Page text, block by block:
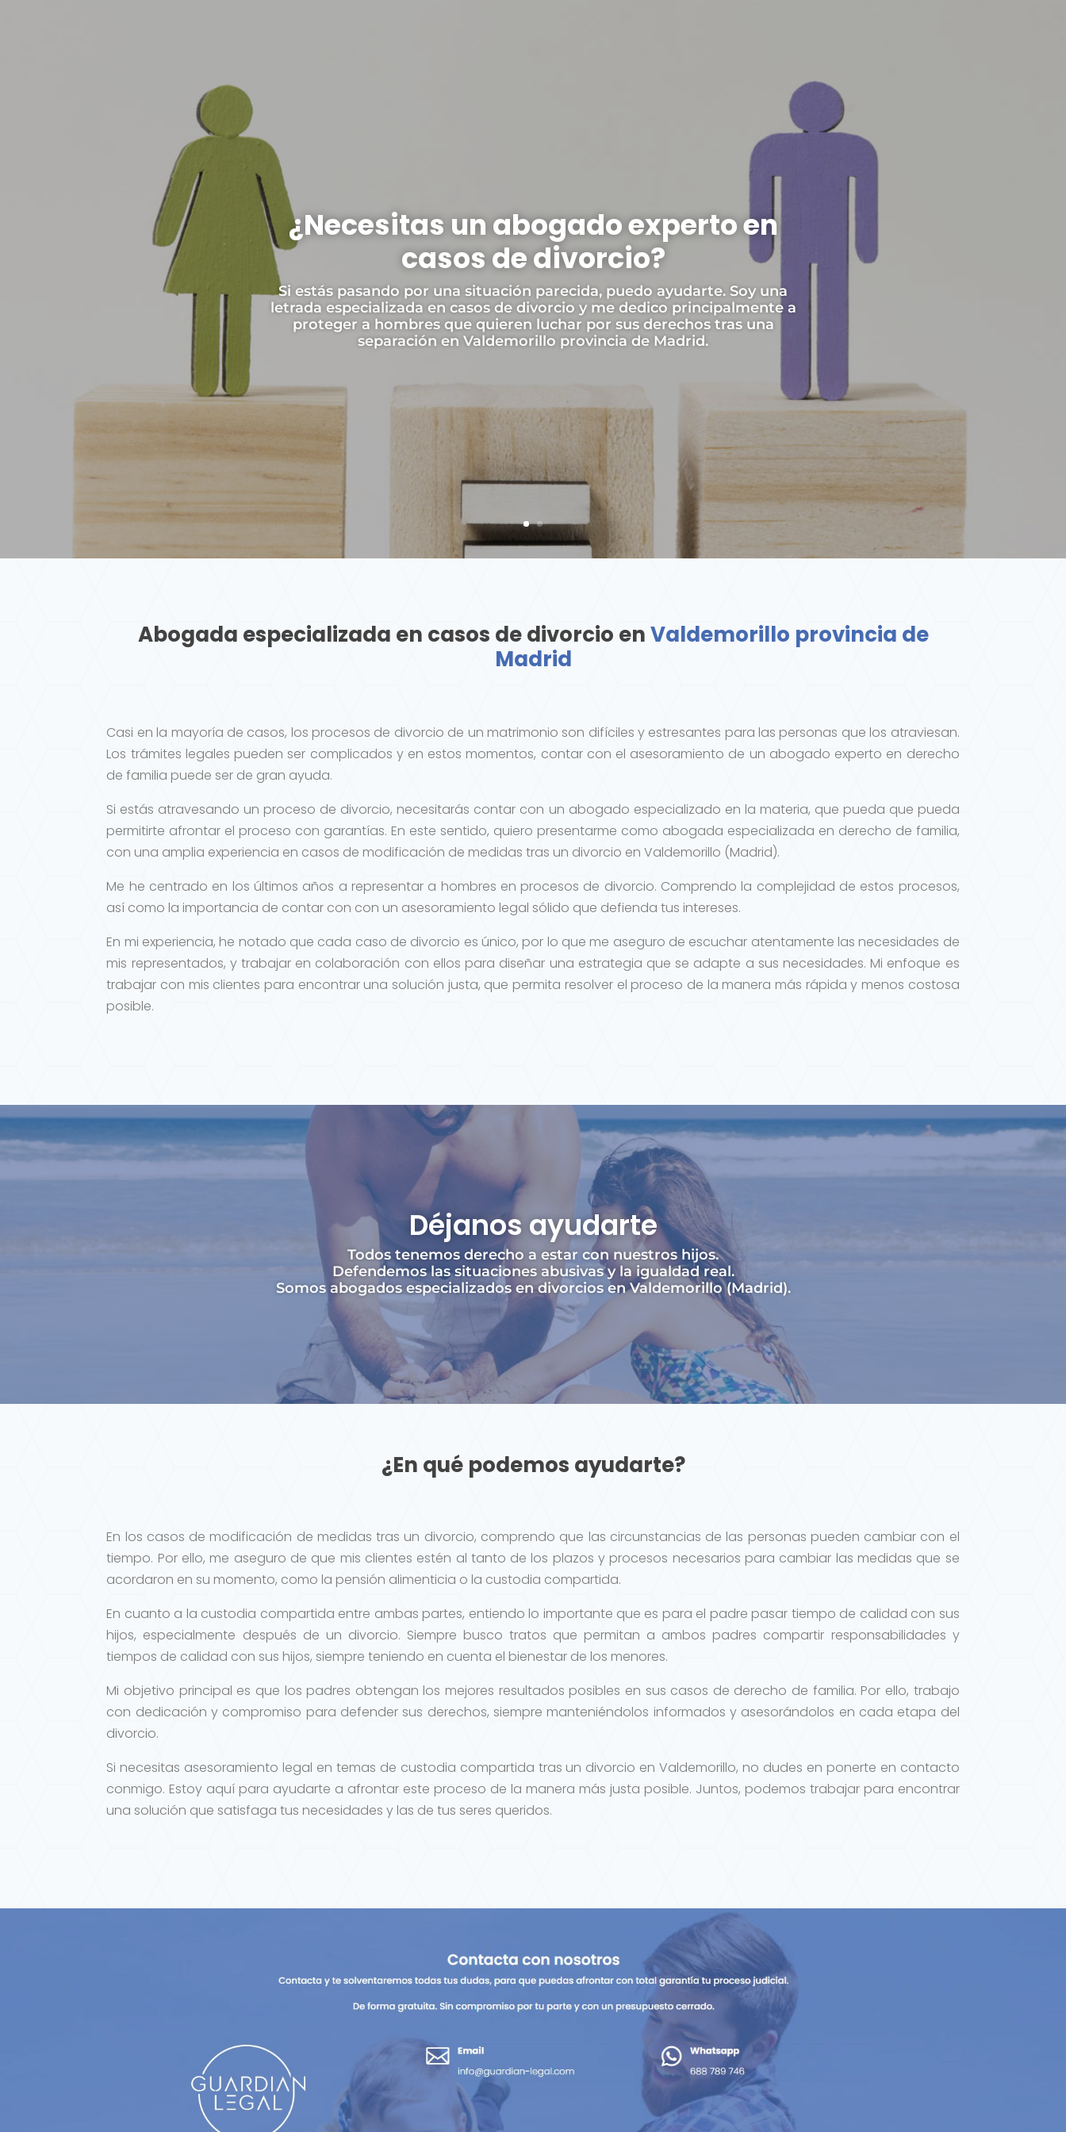
¿Necesitas un abogado experto en
casos de divorcio?
Si estás pasando por una situación parecida, puedo ayudarte. Soy una
letrada especializada en casos de divorcio y me dedico principalmente a
proteger a hombres que quieren luchar por sus derechos tras una
separación en Valdemorillo provincia de Madrid.
Abogada especializada en casos de divorcio enValdemorillo provincia de
Madrid
Casi en la mayoría de casos, los procesos de divorcio de un matrimonio son difíciles y estresantes para las personas que los atraviesan.
Los trámites legales pueden ser complicados y en estos momentos, contar con el asesoramiento de un abogado experto en derecho
de familia puede ser de gran ayuda.
Si estás atravesando un proceso de divorcio, necesitarás contar con un abogado especializado en la materia, que pueda que pueda
permitirte afrontar el proceso con garantías. En este sentido, quiero presentarme como abogada especializada en derecho de familia,
con una amplia experiencia en casos de modificación de medidas tras un divorcio en Valdemorillo (Madrid).
Me he centrado en los últimos años a representar a hombres en procesos de divorcio. Comprendo la complejidad de estos procesos,
así como la importancia de contar con con un asesoramiento legal sólido que defienda tus intereses.
En mi experiencia, he notado que cada caso de divorcio es único, por lo que me aseguro de escuchar atentamente las necesidades de
mis representados, y trabajar en colaboración con ellos para diseñar una estrategia que se adapte a sus necesidades. Mi enfoque es
trabajar con mis clientes para encontrar una solución justa, que permita resolver el proceso de la manera más rápida y menos costosa
posible.
Déjanos ayudarte
Todos tenemos derecho a estar con nuestros hijos.
Defendemos las situaciones abusivas y la igualdad real.
Somos abogados especializados en divorcios en Valdemorillo (Madrid).
¿En qué podemos ayudarte?
En los casos de modificación de medidas tras un divorcio, comprendo que las circunstancias de las personas pueden cambiar con el
tiempo. Por ello, me aseguro de que mis clientes estén al tanto de los plazos y procesos necesarios para cambiar las medidas que se
acordaron en su momento, como la pensión alimenticia o la custodia compartida.
En cuanto a la custodia compartida entre ambas partes, entiendo lo importante que es para el padre pasar tiempo de calidad con sus
hijos, especialmente después de un divorcio. Siempre busco tratos que permitan a ambos padres compartir responsabilidades y
tiempos de calidad con sus hijos, siempre teniendo en cuenta el bienestar de los menores.
Mi objetivo principal es que los padres obtengan los mejores resultados posibles en sus casos de derecho de familia. Por ello, trabajo
con dedicación y compromiso para defender sus derechos, siempre manteniéndolos informados y asesorándolos en cada etapa del
divorcio.
Si necesitas asesoramiento legal en temas de custodia compartida tras un divorcio en Valdemorillo, no dudes en ponerte en contacto
conmigo. Estoy aquí para ayudarte a afrontar este proceso de la manera más justa posible. Juntos, podemos trabajar para encontrar
una solución que satisfaga tus necesidades y las de tus seres queridos.